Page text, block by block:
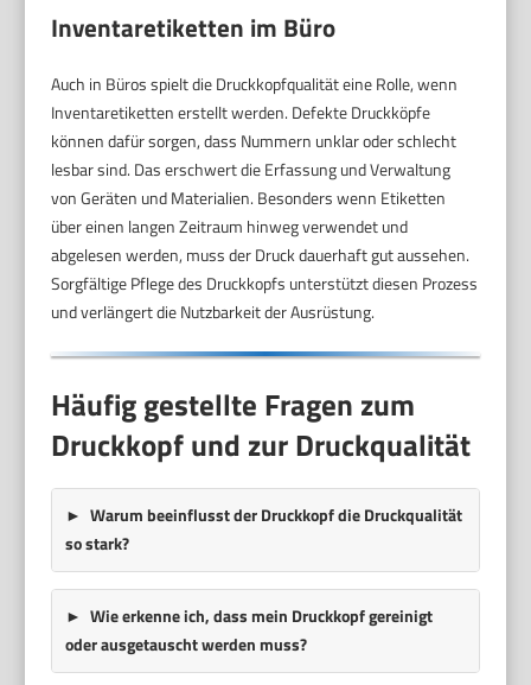
Inventaretiketten im Büro
Auch in Büros spielt die Druckkopfqualität eine Rolle, wenn
Inventaretiketten erstellt werden. Defekte Druckköpfe
können dafür sorgen, dass Nummern unklar oder schlecht
lesbar sind. Das erschwert die Erfassung und Verwaltung
von Geräten und Materialien. Besonders wenn Etiketten
über einen langen Zeitraum hinweg verwendet und
abgelesen werden, muss der Druck dauerhaft gut aussehen.
Sorgfältige Pflege des Druckkopfs unterstützt diesen Prozess
und verlängert die Nutzbarkeit der Ausrüstung.
Häufig gestellte Fragen zum
Druckkopf und zur Druckqualität
Warum beeinflusst der Druckkopf die Druckqualität
so stark?
Wie erkenne ich, dass mein Druckkopf gereinigt
oder ausgetauscht werden muss?